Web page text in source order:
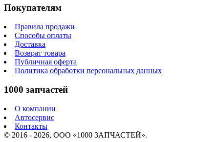
Покупателям
Правила продажи
Способы оплаты
Доставка
Возврат товара
Публичная оферта
Политика обработки персональных данных
1000 запчастей
О компании
Автосервис
Контакты
© 2016 - 2026, ООО «1000 ЗАПЧАСТЕЙ».